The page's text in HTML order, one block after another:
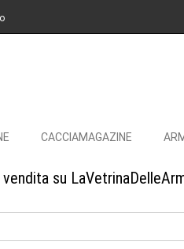
CACCIAMAGAZINE
su